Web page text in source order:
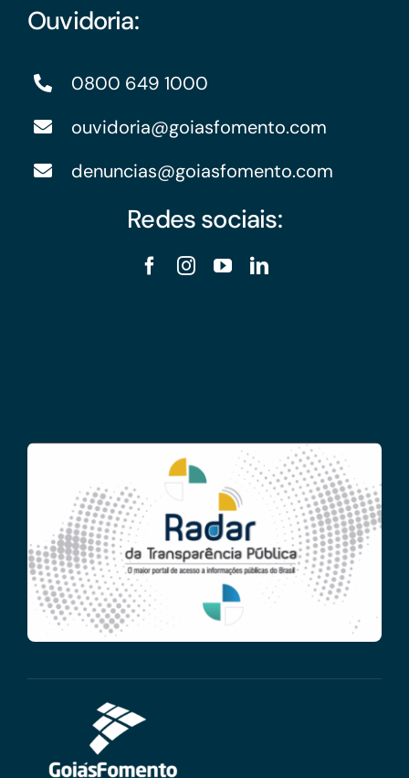
Ouvidoria:
0800 649 1000
ouvidoria@goiasfomento.com
denuncias@goiasfomento.com
Redes sociais: